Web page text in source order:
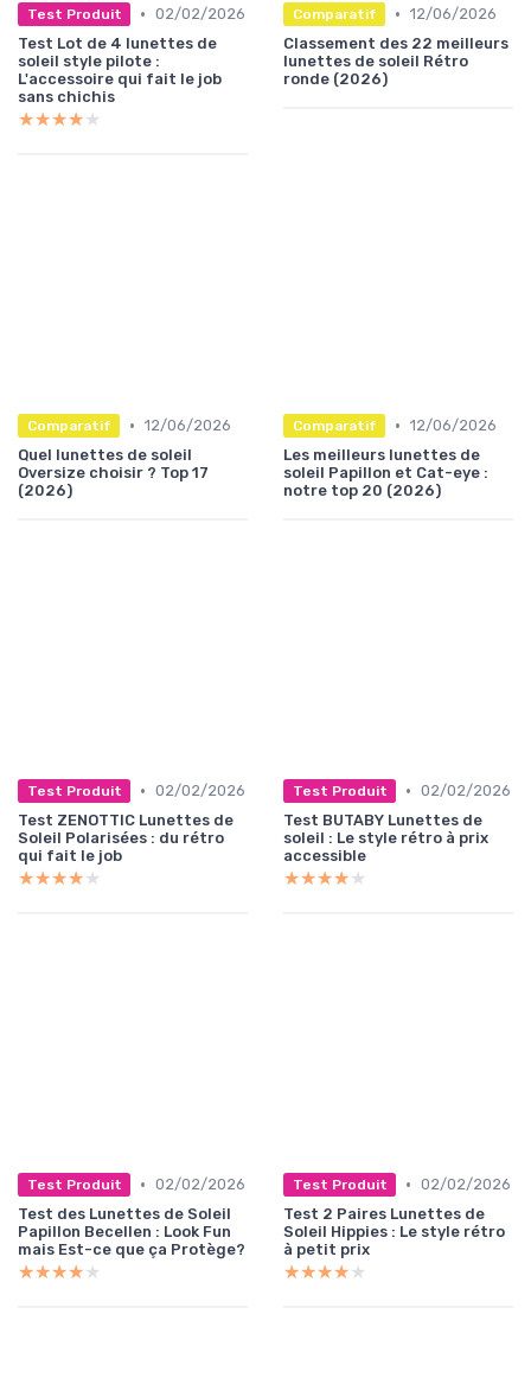
Test Produit • 02/02/2026
Test Lot de 4 lunettes de
soleil style pilote :
L'accessoire qui fait le job
sans chichis
★★★★★
★★★★★
Comparatif • 12/06/2026
Classement des 22 meilleurs
lunettes de soleil Rétro
ronde (2026)
Comparatif • 12/06/2026
Quel lunettes de soleil
Oversize choisir ? Top 17
(2026)
Comparatif • 12/06/2026
Les meilleurs lunettes de
soleil Papillon et Cat-eye :
notre top 20 (2026)
Test Produit • 02/02/2026
Test ZENOTTIC Lunettes de
Soleil Polarisées : du rétro
qui fait le job
★★★★★
★★★★★
Test Produit • 02/02/2026
Test BUTABY Lunettes de
soleil : Le style rétro à prix
accessible
★★★★★
★★★★★
Test Produit • 02/02/2026
Test des Lunettes de Soleil
Papillon Becellen : Look Fun
mais Est-ce que ça Protège?
★★★★★
★★★★★
Test Produit • 02/02/2026
Test 2 Paires Lunettes de
Soleil Hippies : Le style rétro
à petit prix
★★★★★
★★★★★